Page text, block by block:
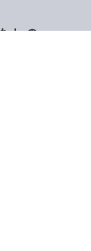
しの